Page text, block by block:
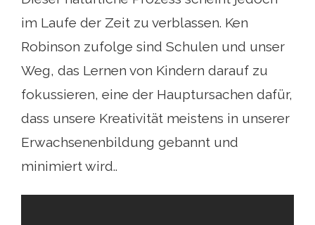
im Laufe der Zeit zu verblassen. Ken
Robinson zufolge sind Schulen und unser
Weg, das Lernen von Kindern darauf zu
fokussieren, eine der Hauptursachen dafür,
dass unsere Kreativität meistens in unserer
Erwachsenenbildung gebannt und
minimiert wird..